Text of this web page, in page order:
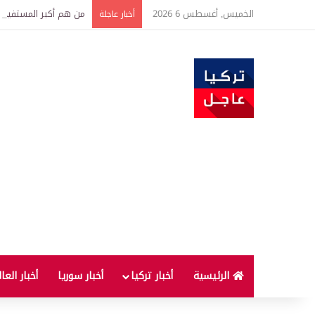
الخميس, أغسطس 6 2026 أخبار عاجلة من هم أكبر
الرئيسية أخبار تركيا أخبار سوريا أخبار